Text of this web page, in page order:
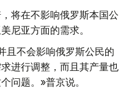
将在不影响俄罗斯本国公
尼亚方面的需求。
且不会影响俄罗斯公民的
进行调整，而且其产量也
问题。»普京说。